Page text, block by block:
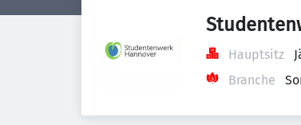
Hauptsitz
Branche